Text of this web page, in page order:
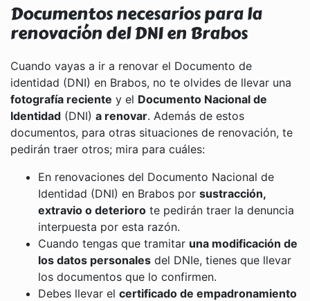
Documentos necesarios para la
renovación del DNI en Brabos
Cuando vayas a ir a renovar el Documento de
identidad (DNI) en Brabos, no te olvides de llevar una
fotografía reciente y el Documento Nacional de
Identidad (DNI) a renovar. Además de estos
documentos, para otras situaciones de renovación, te
pedirán traer otros; mira para cuáles:
En renovaciones del Documento Nacional de
Identidad (DNI) en Brabos por sustracción,
extravio o deterioro te pedirán traer la denuncia
interpuesta por esta razón.
Cuando tengas que tramitar una modificación de
los datos personales del DNIe, tienes que llevar
los documentos que lo confirmen.
Debes llevar el certificado de empadronamiento